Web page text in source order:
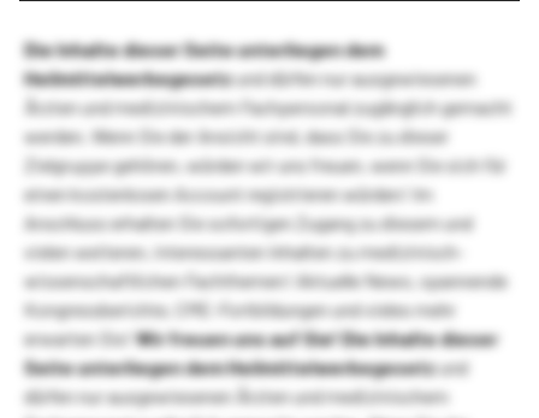
Die Inhalte dieser Seite unterliegen dem
Heilmittelwerbegesetzund dürfen nur ausgewiesenen
Ärzten und medizinischem Fachpersonal zugänglich gemacht
werden. Wenn Sie der Ansicht sind, dass Sie zu dieser
Zielgruppe gehören, würden wir uns freuen, wenn Sie sich für
einen kostenlosen Account registrieren würden! Im
Anschluss erhalten Sie sofortigen Zugang zu diesem und
vielen weiteren, interessanten Inhalten zu medizinisch-
wissenschaftlichen Fachthemen! Aktuelle News, spannende
Kongressberichte, CME-Fortbildungen und vieles mehr
erwarten Sie!Wir freuen uns auf Sie!Die Inhalte dieser
Seite unterliegen dem Heilmittelwerbegesetzund
dürfen nur ausgewiesenen Ärzten und medizinischem